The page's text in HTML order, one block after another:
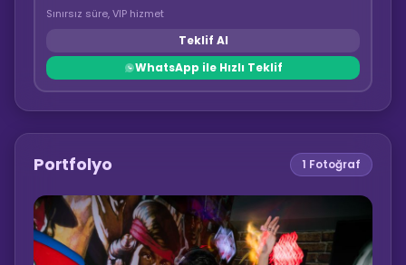
Sınırsız süre, VIP hizmet
Teklif Al
WhatsApp ile Hızlı Teklif
Portfolyo 1 Fotoğraf